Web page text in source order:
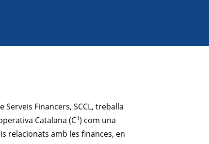
Serveis Financers, SCCL, treballa
Catalana (C3) com una
relacionats amb les finances, en